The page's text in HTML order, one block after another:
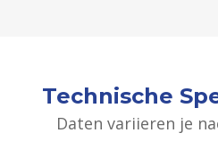
Technische
Daten variieren je